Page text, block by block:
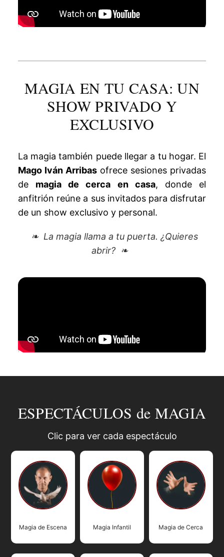
MAGIA EN TU CASA: UN
SHOW PRIVADO Y
EXCLUSIVO
La magia también puede llegar a tu hogar. El
Mago Iván Arribasofrece sesiones privadas
de magia de cerca en casa, donde el
anfitrión reúne a sus invitados para disfrutar
de un show exclusivo y personal.
La magia llama a tu puerta. ¿Quieres
abrir?
ESPECTÁCULOS de MAGIA
Clic para ver cada espectáculo
Magia de Escena Magia Infantil Magia de Cerca